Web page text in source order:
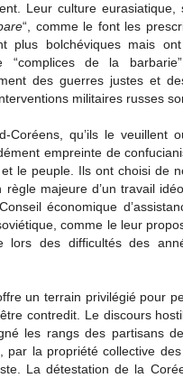
Leur culture
“, comme le font les
plus bolchéviques mais
“complices de la
des guerres justes et
militaires russes
Coréens, qu’ils le veuillent
empreinte de
le peuple. Ils ont choisi de
majeure d’un travail
économique
comme le leur
lors des difficultés des
un terrain privilégié pour
contredit. Le discours
les rangs des partisans
par la propriété collective
La détestation de la